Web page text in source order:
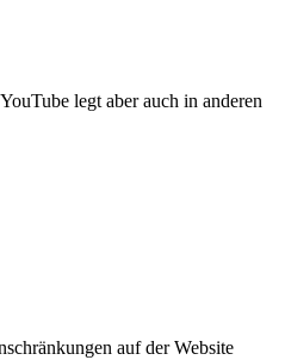
legt aber auch in anderen
auf der Website